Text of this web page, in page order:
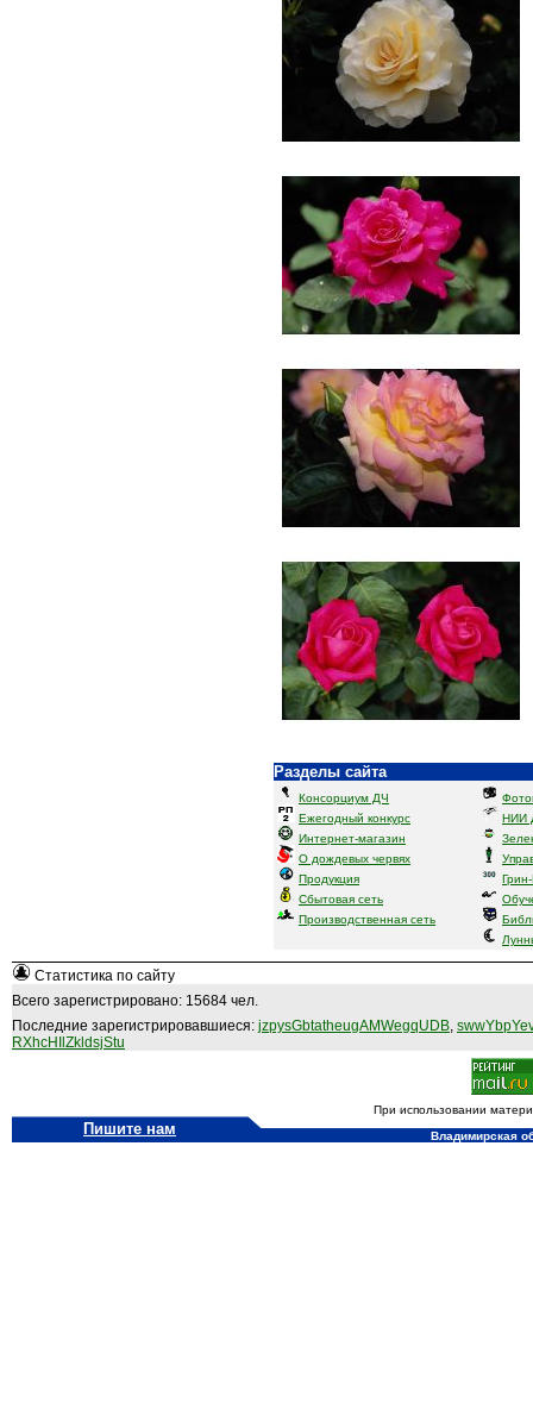
Разделы сайта
Консорциум ДЧ
Ежегодный конкурс
Интернет-магазин
О дождевых червях
Продукция
Сбытовая сеть
Производственная сеть
НИИ
Статистика по сайту
Всего зарегистрировано: 15684 чел.
Последние зарегистрировавшиеся: jzpysGbtatheugAMWegqUDB,
RXhcHIlZkldsjStu
При использовании
Пишите нам Владимирская